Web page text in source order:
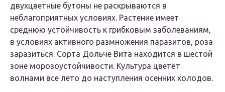
двухцветные бутоны не раскрываются в
неблагоприятных условиях. Растение имеет
среднюю устойчивость к грибковым заболеваниям,
в условиях активного размножения паразитов, роза
заразиться. Сорта Дольче Вита находится в шестой
зоне морозоустойчивости. Культура цветёт
волнами все лето до наступления осенних холодов.